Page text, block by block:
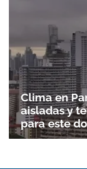
Clima en
aisladas y
para este